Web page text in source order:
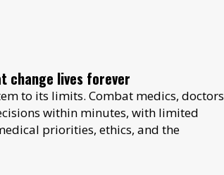
change lives forever
to its limits. Combat medics, doctors
within minutes, with limited
priorities, ethics, and the